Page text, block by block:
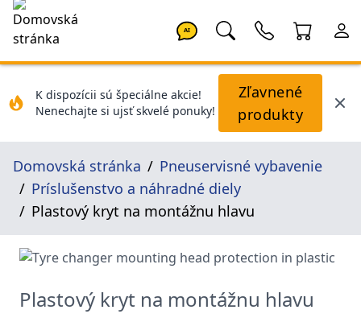
AI
K dispozícii sú špeciálne akcie!
Nenechajte si ujsť skvelé ponuky!
Zľavnené
produkty
Domovská stránka
Pneuservisné vybavenie
Príslušenstvo a náhradné diely
Plastový kryt na montážnu hlavu
Plastový kryt na montážnu hlavu